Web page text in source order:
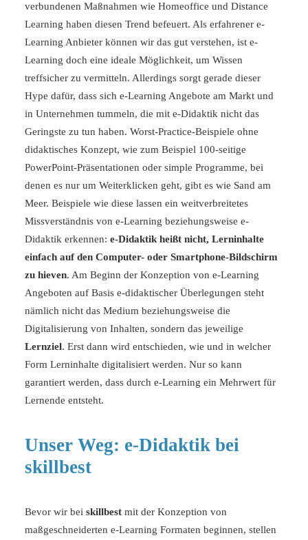
verbundenen Maßnahmen wie Homeoffice und Distance
Learning haben diesen Trend befeuert. Als erfahrener e-
Learning Anbieter können wir das gut verstehen, ist e-
Learning doch eine ideale Möglichkeit, um Wissen
treffsicher zu vermitteln. Allerdings sorgt gerade dieser
Hype dafür, dass sich e-Learning Angebote am Markt und
in Unternehmen tummeln, die mit e-Didaktik nicht das
Geringste zu tun haben. Worst-Practice-Beispiele ohne
didaktisches Konzept, wie zum Beispiel 100-seitige
PowerPoint-Präsentationen oder simple Programme, bei
denen es nur um Weiterklicken geht, gibt es wie Sand am
Meer. Beispiele wie diese lassen ein weitverbreitetes
Missverständnis von e-Learning beziehungsweise e-
Didaktik erkennen: e-Didaktik heißt nicht, Lerninhalte
einfach auf den Computer- oder Smartphone-Bildschirm
zu hieven. Am Beginn der Konzeption von e-Learning
Angeboten auf Basis e-didaktischer Überlegungen steht
nämlich nicht das Medium beziehungsweise die
Digitalisierung von Inhalten, sondern das jeweilige
Lernziel. Erst dann wird entschieden, wie und in welcher
Form Lerninhalte digitalisiert werden. Nur so kann
garantiert werden, dass durch e-Learning ein Mehrwert für
Lernende entsteht.
Unser Weg: e-Didaktik bei
skillbest
Bevor wir bei skillbest mit der Konzeption von
maßgeschneiderten e-Learning Formaten beginnen, stellen